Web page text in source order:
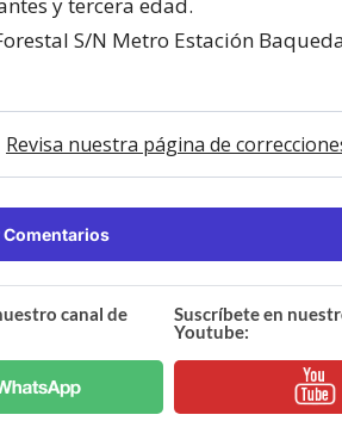
S/N Metro Estación
Revisa nuestra página de
canal de
Suscríbete en
Youtube: